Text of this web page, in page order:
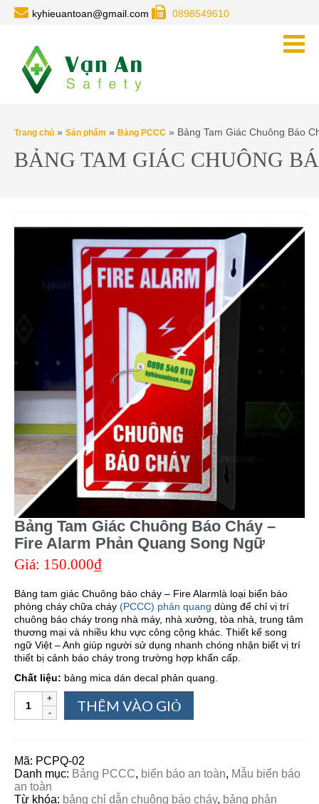
kyhieuantoan@gmail.com 0898549610
Trang chủ » Sản phẩm » Bảng PCCC » Bảng Tam Giác Chuông Báo
BẢNG TAM GIÁC CHUÔNG
Bảng Tam Giác Chuông Báo Cháy –
Fire Alarm Phản Quang Song Ngữ
Giá: 150.000₫
Bảng tam giác Chuông báo cháy – Fire Alarmlà loại biển báo
phòng cháy chữa cháy (PCCC) phản quang dùng để chỉ vị trí
chuông báo cháy trong nhà máy, nhà xưởng, tòa nhà, trung tâm
thương mại và nhiều khu vực công cộng khác. Thiết kế song
ngữ Việt – Anh giúp người sử dụng nhanh chóng nhận biết vị trí
thiết bị cảnh báo cháy trong trường hợp khẩn cấp.
Chất liệu: bảng mica dán decal phản quang.
THÊM VÀO GIỎ
Mã: PCPQ-02
Danh mục: Bảng PCCC, biển báo an toàn, Mẫu biển báo
an toàn
Từ khóa: bảng chỉ dẫn chuông báo cháy, bảng phản